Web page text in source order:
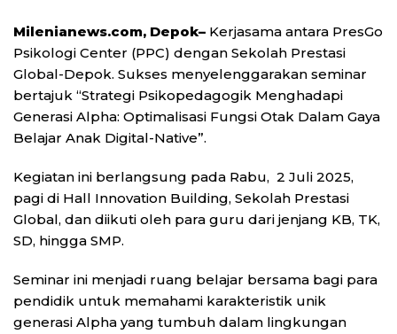
Milenianews.com, Depok– Kerjasama antara PresGo
Psikologi Center (PPC) dengan Sekolah Prestasi
Global-Depok. Sukses menyelenggarakan seminar
bertajuk “Strategi Psikopedagogik Menghadapi
Generasi Alpha: Optimalisasi Fungsi Otak Dalam Gaya
Belajar Anak Digital-Native”.
Kegiatan ini berlangsung pada Rabu, 2 Juli 2025,
pagi di Hall Innovation Building, Sekolah Prestasi
Global, dan diikuti oleh para guru dari jenjang KB, TK,
SD, hingga SMP.
Seminar ini menjadi ruang belajar bersama bagi para
pendidik untuk memahami karakteristik unik
generasi Alpha yang tumbuh dalam lingkungan